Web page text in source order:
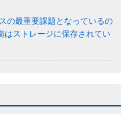
の最重要課題となっているの
はストレージに保存されてい